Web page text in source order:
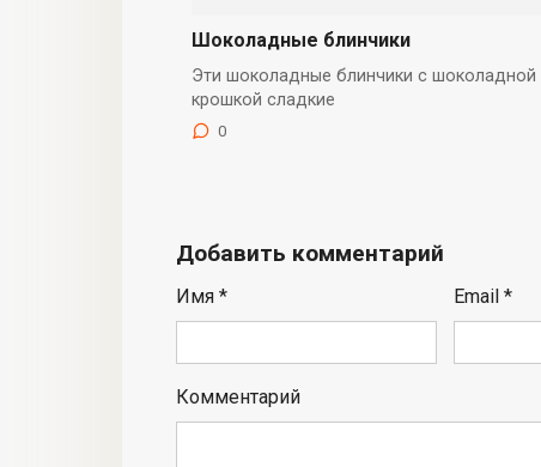
Шоколадные блинчики
Эти шоколадные блинчики с шоколадной
крошкой сладкие
0
Добавить комментарий
Имя * Email*
Комментарий